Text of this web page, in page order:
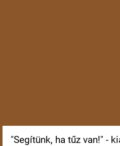
"Segítünk, ha tűz van!" -